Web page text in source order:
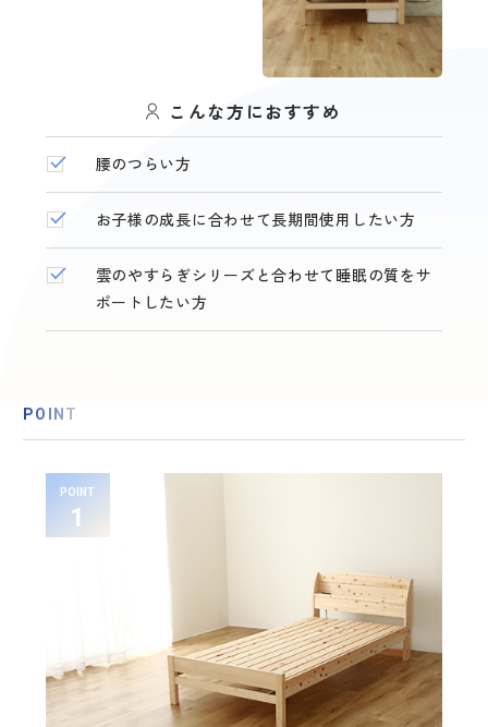
こんな方におすすめ
腰のつらい方
お子様の成長に合わせて長期間使用したい方
雲のやすらぎシリーズと合わせて睡眠の質をサ
ポートしたい方
POINT
POINT